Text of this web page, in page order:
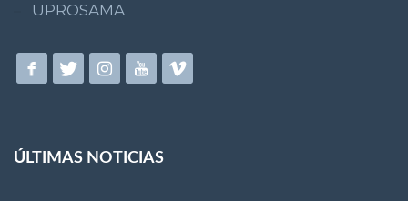
UPROSAMA
ÚLTIMAS NOTICIAS